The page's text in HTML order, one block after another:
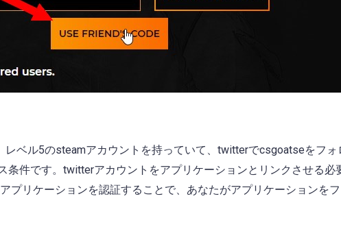
ベル5のsteamアカウントを持っていて、twitterでcsgoatseをフォ
条件です。twitterアカウントをアプリケーションとリンクさせる必
プリケーションを認証することで、あなたがアプリケーションを